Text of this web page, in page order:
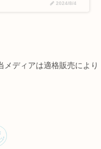
2024/8/4
ディアは適格販売により